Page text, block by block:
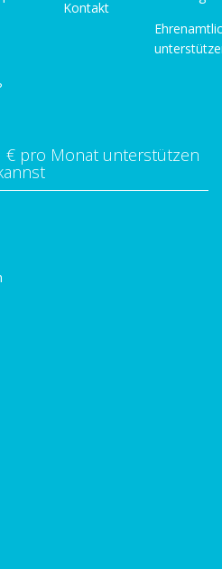
Kontakt
€ pro Monat unterstützen